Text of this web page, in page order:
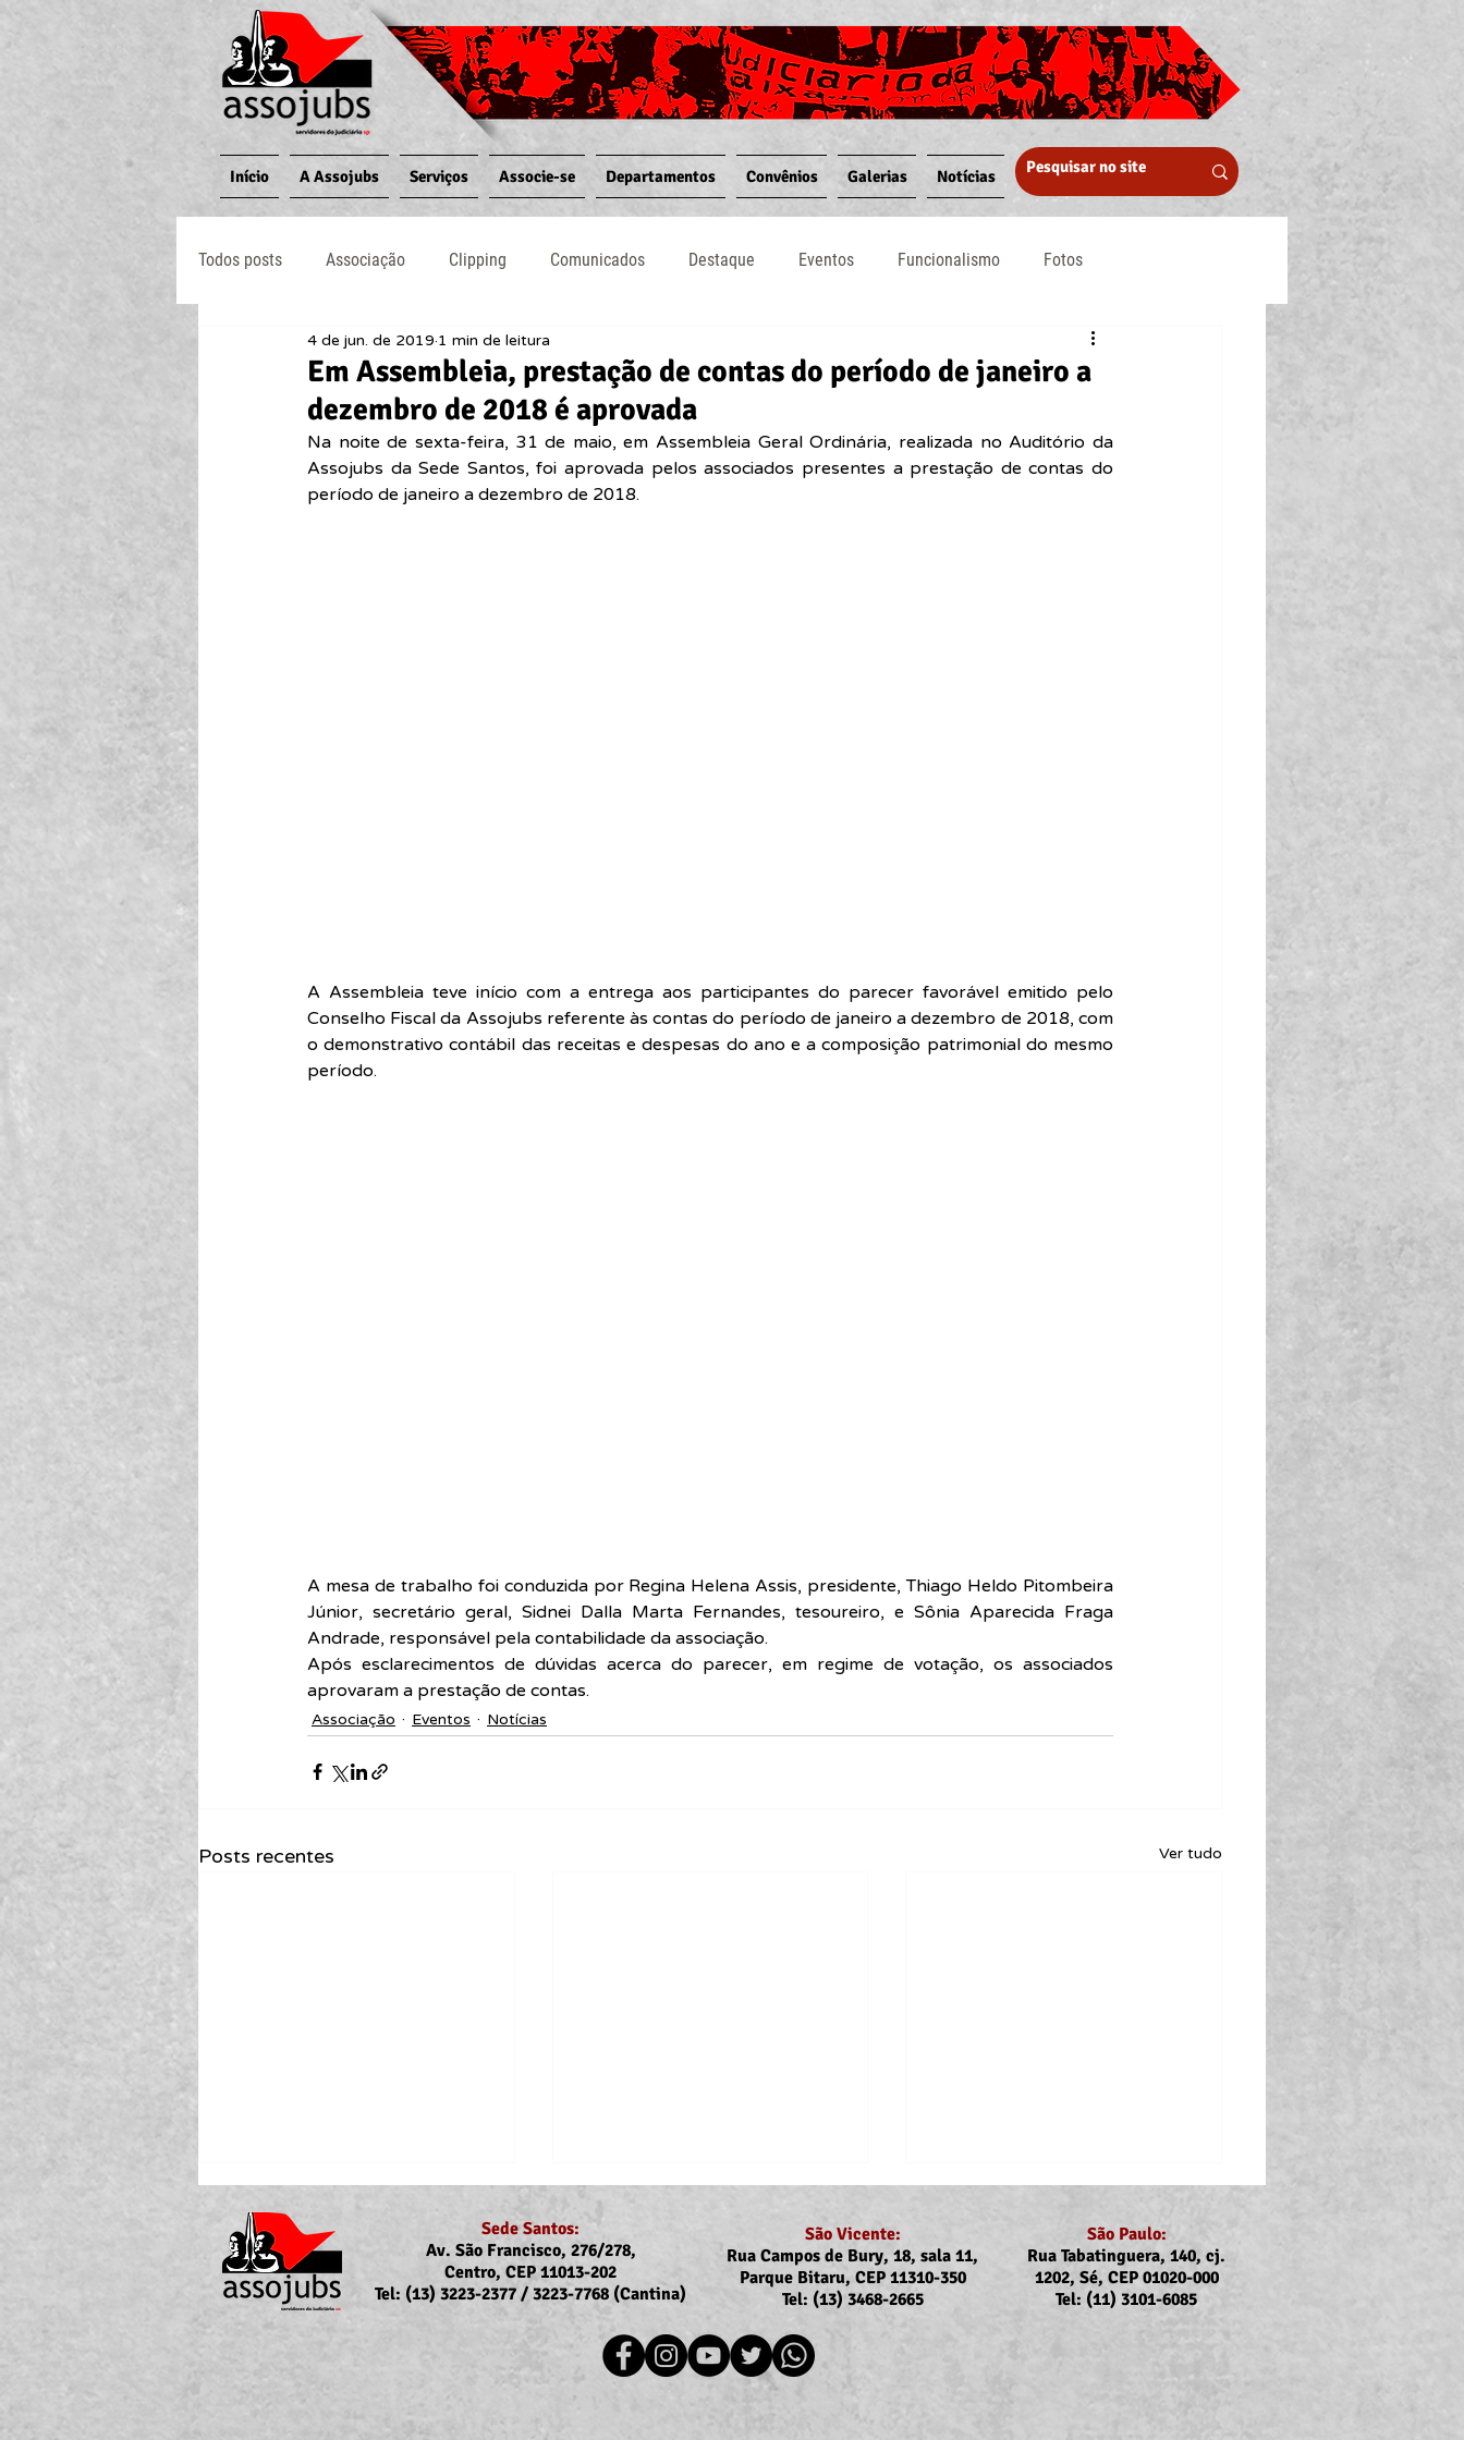
Início A Assojubs Serviços Associe-se Departamentos Convênios Galerias Notícias
Todos posts Associação Clipping Comunicados Destaque Eventos Funcionalismo Fotos
Jornal O Processo Judiciário Notícias
Em Assembleia, prestação de contas do período de janeiro a
dezembro de 2018 é aprovada
4 de jun. de 2019 1 min de leitura
Na noite de sexta-feira, 31 de maio, em Assembleia Geral Ordinária, realizada no Auditório da
Assojubs da Sede Santos, foi aprovada pelos associados presentes a prestação de contas do
período de janeiro a dezembro de 2018.
A Assembleia teve início com a entrega aos participantes do parecer favorável emitido pelo
Conselho Fiscal da Assojubs referente às contas do período de janeiro a dezembro de 2018, com
o demonstrativo contábil das receitas e despesas do ano e a composição patrimonial do mesmo
período.
A mesa de trabalho foi conduzida por Regina Helena Assis, presidente, Thiago Heldo Pitombeira
Júnior, secretário geral, Sidnei Dalla Marta Fernandes, tesoureiro, e Sônia Aparecida Fraga
Andrade, responsável pela contabilidade da associação.
Após esclarecimentos de dúvidas acerca do parecer, em regime de votação, os associados
aprovaram a prestação de contas.
Associação Eventos Notícias
Posts recentes Ver tudo
Portaria Nº 10.855/2026
sobre a atualização da
concessão do auxílio-saúde
Recomposição do auxílio-
saúde: Implementação dos
comarcas de Registro, Iguape,
Sede Santos:
Av. São Francisco, 276/278,
Centro, CEP 11013-202
Tel: (13) 3223-2377 / 3223-7768 (Cantina)
São Vicente:
Rua Campos de Bury, 18, sala 11,
Parque Bitaru, CEP 11310-350
Tel: (13) 3468-2665
São Paulo:
Rua Tabatinguera, 140, cj.
1202, Sé, CEP 01020-000
Tel: (11) 3101-6085